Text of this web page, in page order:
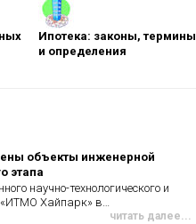
Ипотека: ​​​​​​​законы, термины
и определения
объекты инженерной
этапа
научно-технологического и
Хайпарк» в…
читать далее...